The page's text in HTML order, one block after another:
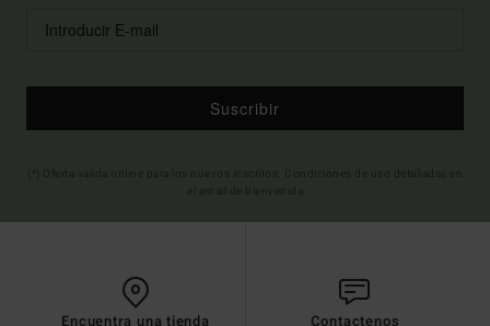
Suscribir
Encuentra una tienda Contactenos